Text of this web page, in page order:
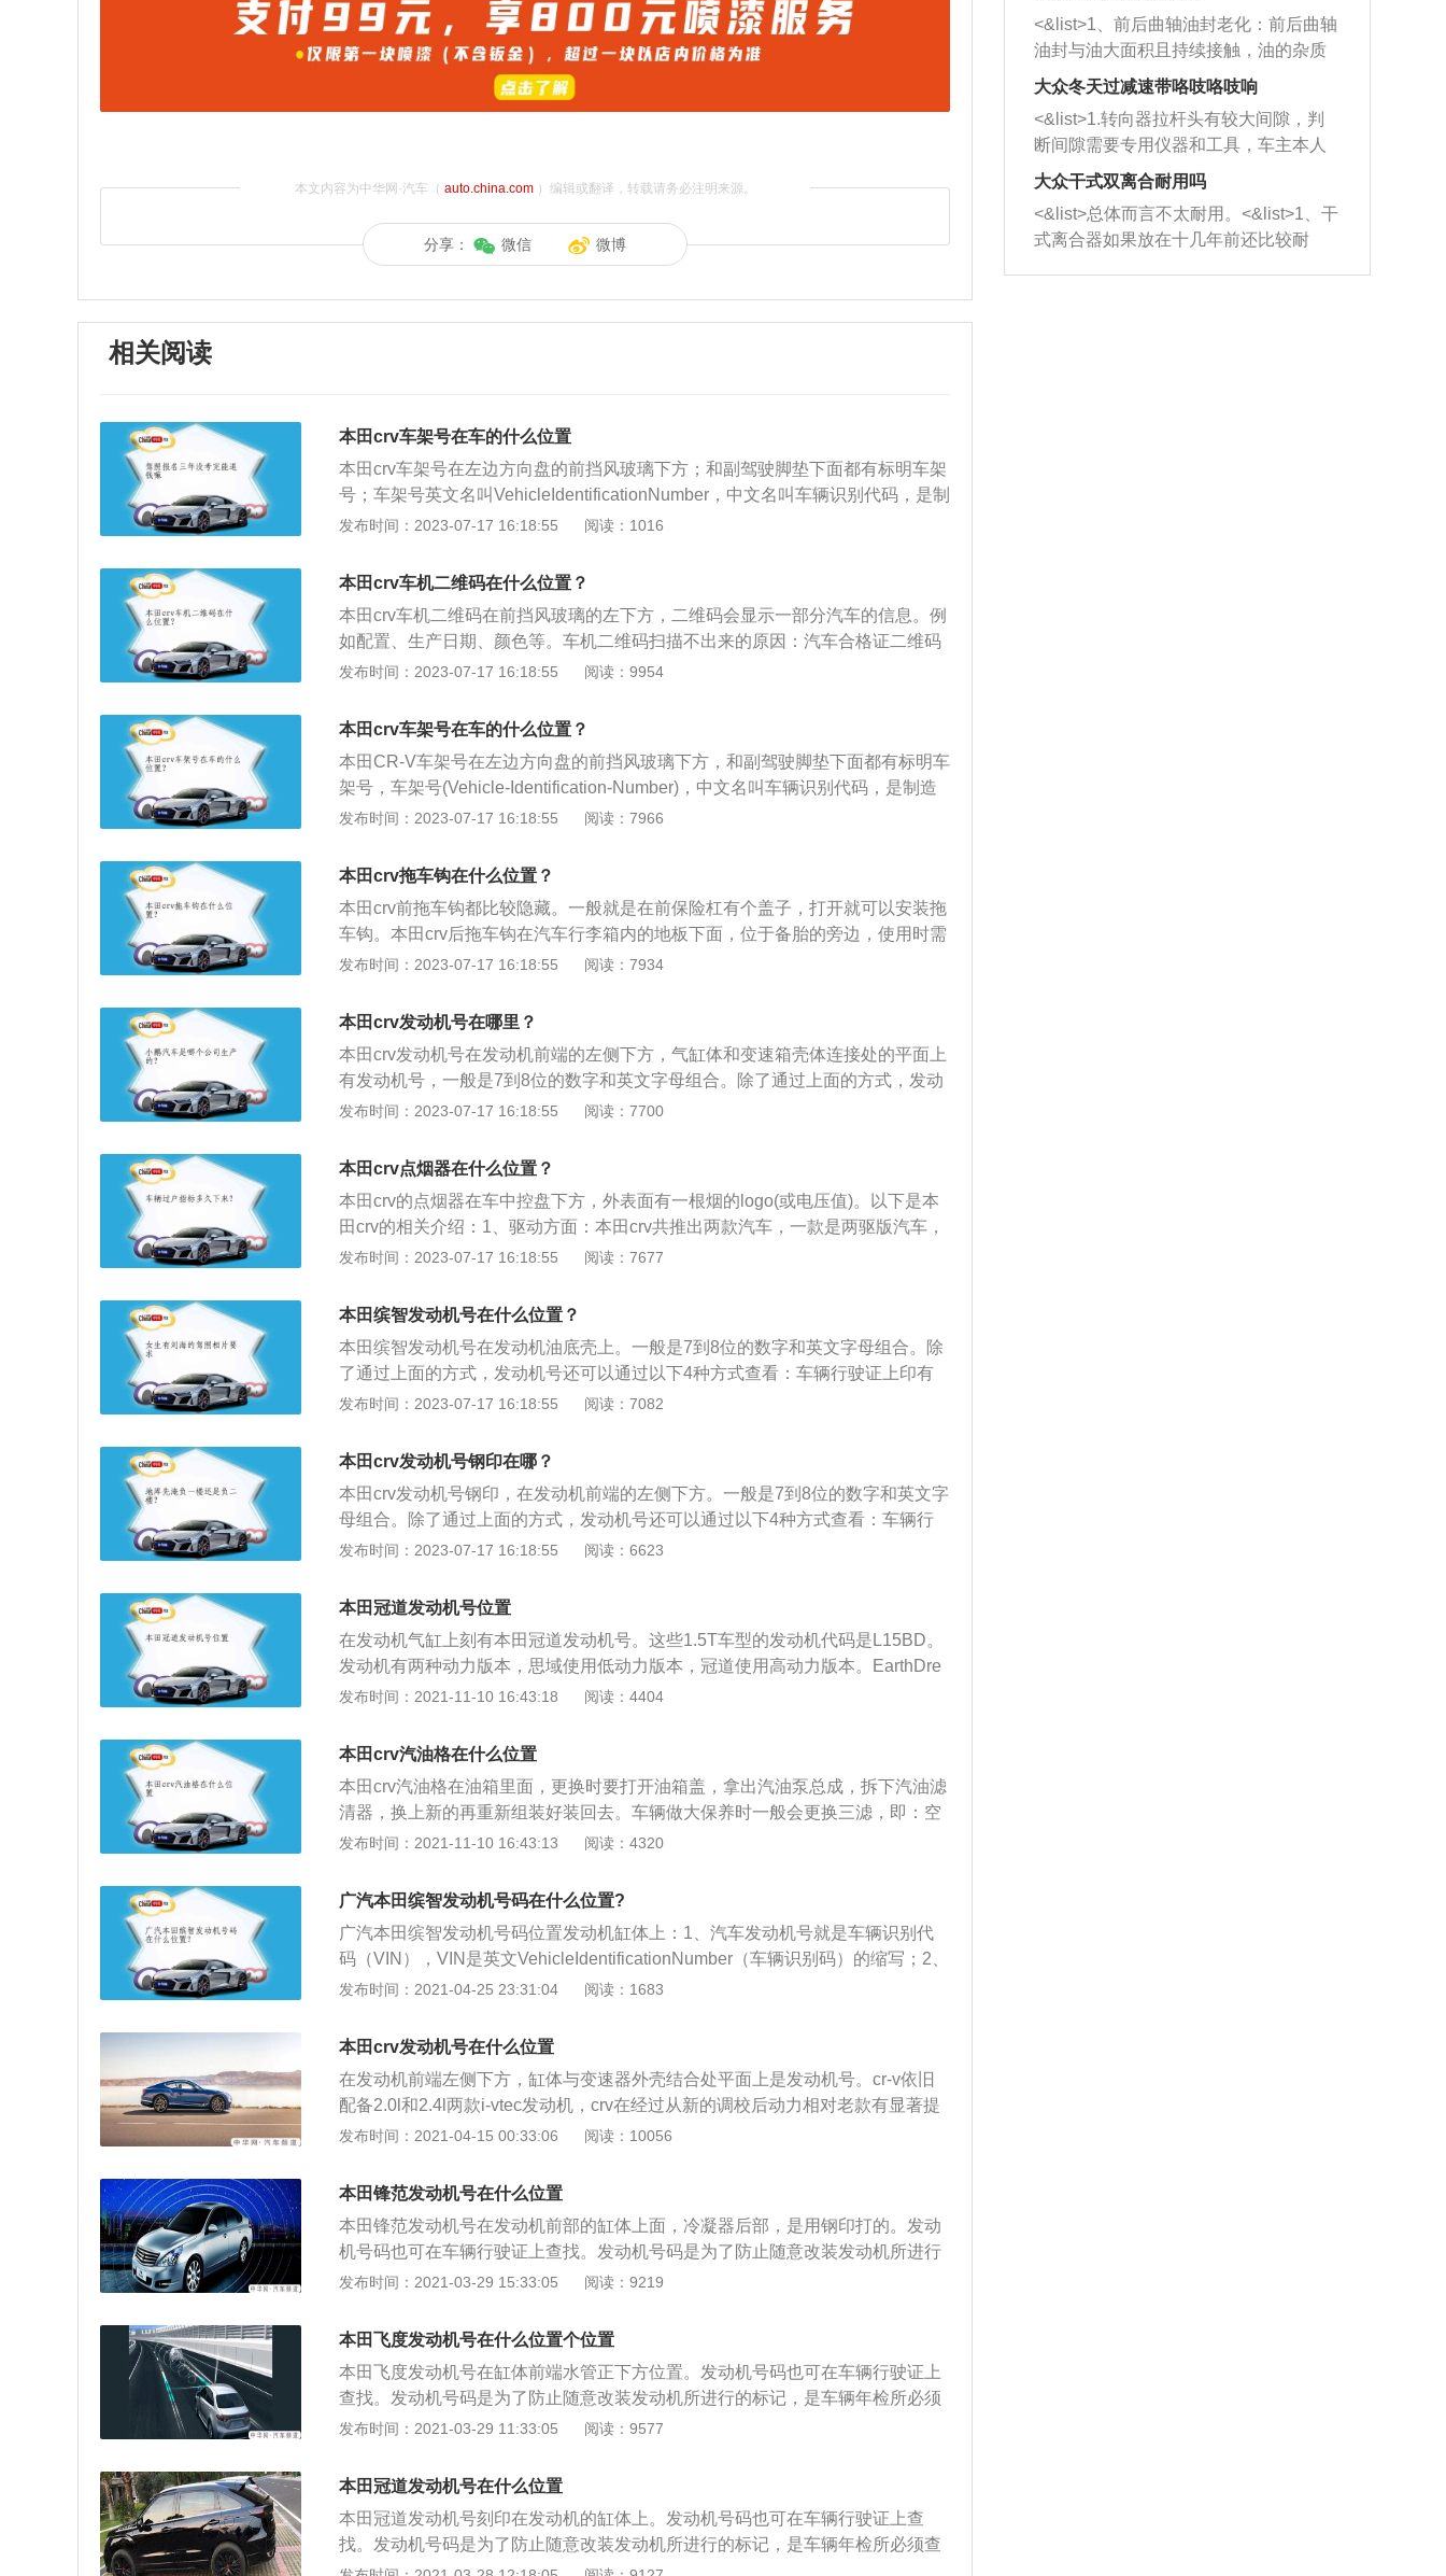
本文内容为中华网·汽车（ auto.china.com）编辑或翻译，转载请务必注明来源。
分享： 微信 微博
相关阅读
本田crv车架号在车的什么位置
本田crv车架号在左边方向盘的前挡风玻璃下方；和副驾驶脚垫下面都有标明车架
号；车架号英文名叫VehicleIdentificationNumber，中文名叫车辆识别代码，是制
造厂为了识别而给一辆车指定的一组字码。vin码是由17位字母、数字组成的编
同一车型的车在30年之内不会发生重号现象，具有对车辆的唯一识别性，因此可
发布时间：2023-07-17 16:18:55 阅读：1016
本田crv车机二维码在什么位置？
本田crv车机二维码在前挡风玻璃的左下方，二维码会显示一部分汽车的信息。例
如配置、生产日期、颜色等。车机二维码扫描不出来的原因：汽车合格证二维码
比较的陈旧，二维码受损；汽车合格证二维码出现断痕，划痕，折叠过度等原
过专业设备扫描该二维码，可以查询到车辆的档案，保证了车牌的唯一性的同
时，也加大了打击假牌的力度。新号牌上标注的二维码等序列标识，具有唯一
性。号牌标注唯一的生产序列标识，实现号牌唯一性和可溯源性，有力提升查处
和打击假牌假证的信息化、精准化能力。
发布时间：2023-07-17 16:18:55 阅读：9954
本田crv车架号在车的什么位置？
本田CR-V车架号在左边方向盘的前挡风玻璃下方，和副驾驶脚垫下面都有标明车
架号，车架号(Vehicle-Identification-Number)，中文名叫车辆识别代码，是制造
厂为了识别而给一辆车指定的一组字码。更多相关资料如下：1.VIN码：VIN码是
代码经过排列组合，可以使同一车型的车在30年之内不会发生重号现象，具有对
车辆的唯一识别性，因此可称为"汽车身份证"。2.车架号：车架号犹如人的指
纹，如果车架号的钢板损坏，千万不可自行切割带车架号的钢板。必须保存车辆
的受损模样，直接把车开到车管科进行认证，证明带车架号的钢板确实已经损
坏，然后，车管科会根据实际情况来处理。
发布时间：2023-07-17 16:18:55 阅读：7966
本田crv拖车钩在什么位置？
本田crv前拖车钩都比较隐藏。一般就是在前保险杠有个盖子，打开就可以安装拖
车钩。本田crv后拖车钩在汽车行李箱内的地板下面，位于备胎的旁边，使用时需
要拧在车辆的后侧底部的螺丝扣上。车的前后拖车钩的位置如下：1、保险杠上
所以后中置拖钩取消。但为了救援和被救援，在车架的前后端各装两个羊角状的
个简易拖钩已经完全够用。
发布时间：2023-07-17 16:18:55 阅读：7934
本田crv发动机号在哪里？
本田crv发动机号在发动机前端的左侧下方，气缸体和变速箱壳体连接处的平面上
有发动机号，一般是7到8位的数字和英文字母组合。除了通过上面的方式，发动
机号还可以通过以下4种方式查看：车辆行驶证上印有发动机号码，一般位于倒
车辆购置税完税证明上会载明发动机号。需要注意，发动机号不等于发动机型
号。发动机型号指的是发动机在所属厂商中的规格和大小，发动机型号可以是一
样的。而发动机号指的是发动机的生产编号，每台发动机只能使用一个发动机号
并且每台发动机的编号都是不一样的。
发布时间：2023-07-17 16:18:55 阅读：7700
本田crv点烟器在什么位置？
本田crv的点烟器在车中控盘下方，外表面有一根烟的logo(或电压值)。以下是本
田crv的相关介绍：1、驱动方面：本田crv共推出两款汽车，一款是两驱版汽车，
一款为四驱版汽车，四驱版的汽车使用的是前置四驱，四驱形式为适时四驱。
为114kw，最大扭矩为190n.m；2.4L发动机最大功率为140kw，最大扭矩为222
n.m。3、VTEC技术：本田crv配备VTEC发动机技术，可变气门配气正时和气门
升程电子控制系统。通过VTEC系统装置，发动机可以根据行驶工况自动改变气
门的开启时间和提升程度，即改变进气量和排气量，从而增大功率、降低油耗及
减少污染。
发布时间：2023-07-17 16:18:55 阅读：7677
本田缤智发动机号在什么位置？
本田缤智发动机号在发动机油底壳上。一般是7到8位的数字和英文字母组合。除
了通过上面的方式，发动机号还可以通过以下4种方式查看：车辆行驶证上印有
发动机号码，一般位于倒数第二行；机动车登记证书上会载明发动机号；购车发
动机号不等于发动机型号。发动机型号指的是发动机在所属厂商中的规格和大
机只能使用一个发动机号并且每台发动机的编号都是不一样的。
发布时间：2023-07-17 16:18:55 阅读：7082
本田crv发动机号钢印在哪？
本田crv发动机号钢印，在发动机前端的左侧下方。一般是7到8位的数字和英文字
母组合。除了通过上面的方式，发动机号还可以通过以下4种方式查看：车辆行
驶证上印有发动机号码，一般位于倒数第二行；机动车登记证书上会载明发动机
要注意，发动机号不等于发动机型号。发动机型号指的是发动机在所属厂商中的
规格和大小，发动机型号可以是一样的。而发动机号指的是发动机的生产编号，
每台发动机只能使用一个发动机号并且每台发动机的编号都是不一样的。
发布时间：2023-07-17 16:18:55 阅读：6623
本田冠道发动机号位置
在发动机气缸上刻有本田冠道发动机号。这些1.5T车型的发动机代码是L15BD。
发动机有两种动力版本，思域使用低动力版本，冠道使用高动力版本。EarthDre
amsTechnology标签上带有VTEC字样的L15BD是“地球梦想家”的成员之一，这意
C3、K203C和本田著名的TYPER红头K20C1是同一款发动机，所以2.0T发动机
在同一种车型上堪称王者。这款2.0T采用了黑色的阀盖，早期的地梦系列引擎都
是自然吸气引擎，最典型的就是1.5L飞度和9代雅阁的2.4L地球梦。地球梦的涡轮
增压系列直到2013年才上市，主要是冠道1.5T和2.0T，以及新凌派和思域1.0T。
发布时间：2021-11-10 16:43:18 阅读：4404
本田crv汽油格在什么位置
本田crv汽油格在油箱里面，更换时要打开油箱盖，拿出汽油泵总成，拆下汽油滤
清器，换上新的再重新组装好装回去。车辆做大保养时一般会更换三滤，即：空
气滤清器、汽油滤清器、机油滤清器，汽油格，又名汽油滤清器或燃油滤清器。
的，也是相当重要的一部分。汽油格：可据材料不同分为铁质和塑料的。汽油滤
清器内置，是目前最环保最科学最安全最节油的一种发展方向。内置式的汽油格
是安装在油箱内，和汽油泵组装在一起组成汽油泵总成。当然更换起来相对就麻
烦些。更换燃油滤清器或者对燃油系统进行养护时，要严禁吸烟和使用明火，确
保安全。
发布时间：2021-11-10 16:43:13 阅读：4320
广汽本田缤智发动机号码在什么位置?
广汽本田缤智发动机号码位置发动机缸体上：1、汽车发动机号就是车辆识别代
码（VIN），VIN是英文VehicleIdentificationNumber（车辆识别码）的缩写；2、
因为ASE标准规定：VIN码由17位字符组成，所以俗称十七位码。正确解读VIN
3、车辆识别代码就是汽车的身份证号，它根据国家车辆管理标准确定，包含了
车辆的生产厂家、年代、车型、车身型式及代码、发动机代码及组装地点等信
息。新的行驶证在“车架号”一栏一般都打印VIN码。
发布时间：2021-04-25 23:31:04 阅读：1683
本田crv发动机号在什么位置
在发动机前端左侧下方，缸体与变速器外壳结合处平面上是发动机号。cr-v依旧
配备2.0l和2.4l两款i-vtec发动机，crv在经过从新的调校后动力相对老款有显著提
高。 其中，2.0l发动机最大功率是114kw，本田crv最大扭矩为190n.m；2.4l发动
数据现象相当出色。vtec是本田开发的先进发动机技术，同样是世界上第一个能
与此同时调节气门开闭时间及升程两种不相同状况的气门调节系统。vtec即英文v
ariablevalvetimingandvalveliftelectroniccontrolsystem的英文缩写，其中文意思
是可变气门配气正时和气门升程电子调节系统。与普通发动机相对，vtec发动机
所不相同的是凸轮与摇臂的数目及调节方法，它有中低速和高速两组不相同的气
发动机可以按照驾驶工况自动改变气门的打开启用时间和提高程度，即改变进气
量和排气量，那么就会到了增大功率、下降耗油及降低污染的目的。（中华网汽
车auto.china.com原创）
发布时间：2021-04-15 00:33:06 阅读：10056
本田锋范发动机号在什么位置
本田锋范发动机号在发动机前部的缸体上面，冷凝器后部，是用钢印打的。发动
机号码也可在车辆行驶证上查找。发动机号码是为了防止随意改装发动机所进行
的标记，是车辆年检所必须查看的。 以下是发动机号的简介： 1、汽车发动机号
码）的缩写； 2、因为ase标准规定：vin码由17位字符组成，所以俗称十七位
码。正确解读vin码，对于我们正确地识别车型，以致进行正确地诊断和维修都是
十分重要的； 3、车辆识别代码就是汽车的身份证号，它根据国家车辆管理标准
确定，包含了车辆的生产厂家、年代、车型、身型式及代码、发动机代码及组装
地点等信息。新的行驶证在“车架号”栏一般都打印vin码。
发布时间：2021-03-29 15:33:05 阅读：9219
本田飞度发动机号在什么位置个位置
本田飞度发动机号在缸体前端水管正下方位置。发动机号码也可在车辆行驶证上
查找。发动机号码是为了防止随意改装发动机所进行的标记，是车辆年检所必须
查看的。 以下是发动机号的简介： 1、汽车发动机号就是车辆识别代码（vin），
规定：vin码由17位字符组成，所以俗称十七位码。正确解读vin码，对于我们正
确地识别车型，以致进行正确地诊断和维修都是十分重要的； 3、车辆识别代码
就是汽车的身份证号，它根据国家车辆管理标准确定，包含了车辆的生产厂家、
年代、车型、身型式及代码、发动机代码及组装地点等信息。新的行驶证在“车架
发布时间：2021-03-29 11:33:05 阅读：9577
本田冠道发动机号在什么位置
本田冠道发动机号刻印在发动机的缸体上。发动机号码也可在车辆行驶证上查
找。发动机号码是为了防止随意改装发动机所进行的标记，是车辆年检所必须查
看的。 以下是发动机号的简介： 1、汽车发动机号就是车辆识别代码（vin），vi
西取出来。但如果是因为积碳过多引起
的堵塞，就需要将三元催化器泡在草酸
洗剂对堵塞的情况得到解决，将清洗剂
放在燃油箱中，与燃油混合后，车辆启
动时，就可以和汽油一起进入到燃烧
室，最后形成废气排出，就可以让三元
催化器得到清洗，排气管堵塞的情况就
能够得到解决。
一圈半的练习，往右同样也要打相同的
圈数。 <&list>3、最后强调要反复练
习，这样就可以形成肌肉记忆，在真实
驾驶车辆时，不需要记忆也能打好方
向。
<&list>1、前后曲轴油封老化：前后曲轴
油封与油大面积且持续接触，油的杂质
和发动机内持续温度变化使其密封效果
逐渐减弱，导致渗油或漏油。<&list>2、
活塞间隙过大：积碳会使活塞环与缸体
的间隙扩大，导致机油流入燃烧室中，
造成烧机油。<&list>3、机油粘度。使用
机油粘度过小的话，同样会有烧机油现
象，机油粘度过小具有很好的流动性，
大众冬天过减速带咯吱咯吱响
<&list>1.转向器拉杆头有较大间隙，判
断间隙需要专用仪器和工具，车主本人
无法制作，需要将车辆送到修理厂或4s
店；<&list>2.车辆半轴套管防尘罩破
裂，破裂后会出现漏油现象，使半轴磨
损严重，磨损的半轴容易损坏，产生异
响；<&list>3.稳定器的转向胶套和球头
大众干式双离合耐用吗
<&list>总体而言不太耐用。<&list>1、干
式离合器如果放在十几年前还比较耐